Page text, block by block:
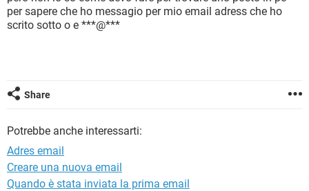
HARDWARE
TIKTOK
iOS WINDOWS 10
INSTAGRAM
per sapere che ho messagio per mio email adress che ho
scrito sotto o e ***@***
Share
Potrebbe anche interessarti:
Adres email
Creare una nuova email
Quando è stata inviata la prima email